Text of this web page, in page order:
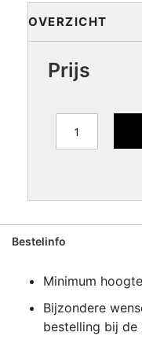
Oranje Rood
Lila Paars
Licht
Groen Lime
OVERZICHT
Prijs
Bestelinfo
Minimum
Bijzondere
bestelling bij de